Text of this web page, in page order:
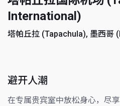
International)
塔帕丘拉 (Tapachula), 墨西哥
避开人潮
在专属贵宾室中放松身心，尽享